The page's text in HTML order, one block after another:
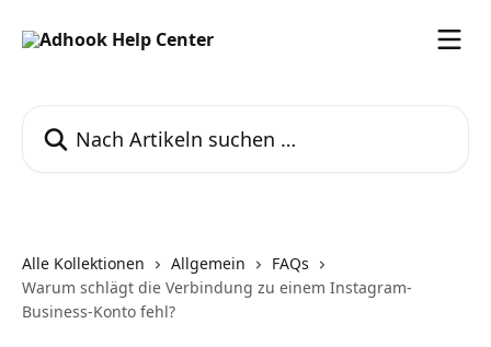
Alle Kollektionen Allgemein
FAQs
Warum schlägt die Verbindung zu einem Instagram-
Business-Konto fehl?